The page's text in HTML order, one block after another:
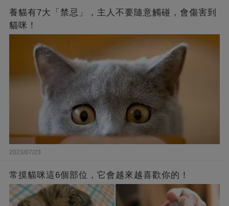
養貓有7大「禁忌」，主人不要隨意觸碰，會傷害到
貓咪！
2023/07/23
常摸貓咪這6個部位，它會越來越喜歡你的！